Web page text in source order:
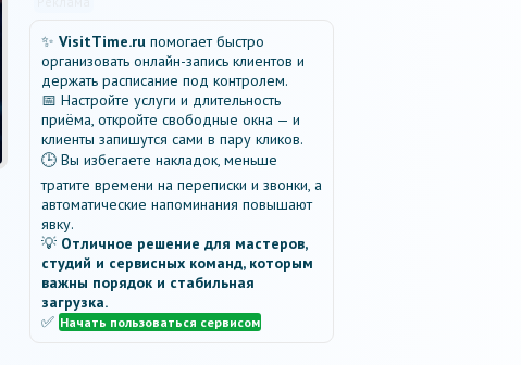
✨ VisitTime.ru помогает быстро
организовать онлайн-запись клиентов и
держать расписание под контролем.
📅 Настройте услуги и длительность
приёма, откройте свободные окна — и
клиенты запишутся сами в пару кликов.
🕒 Вы избегаете накладок, меньше
тратите времени на переписки и звонки, а
автоматические напоминания повышают
явку.
💡 Отличное решение для мастеров,
студий и сервисных команд, которым
важны порядок и стабильная
загрузка.
✅ Начать пользоваться сервисом